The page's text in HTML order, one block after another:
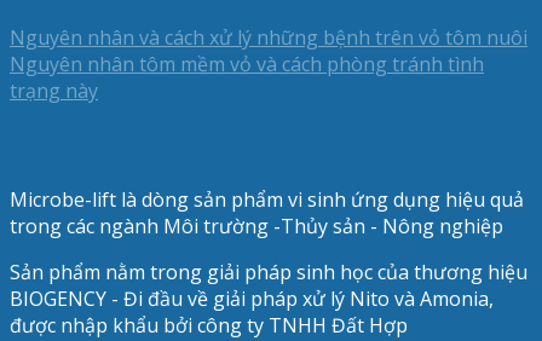
Nguyên nhân và cách xử lý những bệnh trên vỏ tôm nuôi
Nguyên nhân tôm mềm vỏ và cách phòng tránh tình
trạng này
Microbe-lift là dòng sản phẩm vi sinh ứng dụng hiệu quả
trong các ngành Môi trường -Thủy sản - Nông nghiệp
Sản phẩm nằm trong giải pháp sinh học của thương hiệu
BIOGENCY - Đi đầu về giải pháp xử lý Nito và Amonia,
được nhập khẩu bởi công ty TNHH Đất Hợp